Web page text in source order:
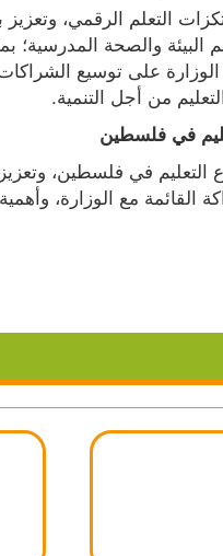
من أجل التنمية.
في فلسطين